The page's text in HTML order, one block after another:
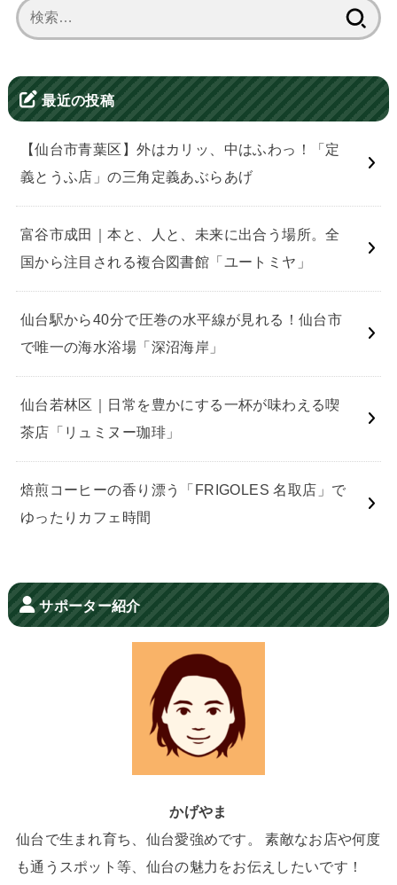
索:
最近の投稿
【仙台市青葉区】外はカリッ、中はふわっ！「定
義とうふ店」の三角定義あぶらあげ
富谷市成田｜本と、人と、未来に出合う場所。全
国から注目される複合図書館「ユートミヤ」
仙台駅から40分で圧巻の水平線が見れる！仙台市
で唯一の海水浴場「深沼海岸」
仙台若林区｜日常を豊かにする一杯が味わえる喫
茶店「リュミヌー珈琲」
焙煎コーヒーの香り漂う「FRIGOLES 名取店」で
ゆったりカフェ時間
サポーター紹介
かげやま
仙台で生まれ育ち、仙台愛強めです。 素敵なお店や何度
も通うスポット等、仙台の魅力をお伝えしたいです！